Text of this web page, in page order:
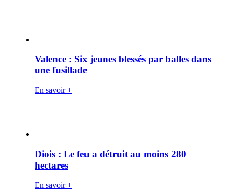
Valence : Six jeunes blessés par balles dans
une fusillade
En savoir +
Diois : Le feu a détruit au moins 280
hectares
En savoir +